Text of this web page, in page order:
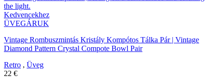
Kedvencekhez
ÜVEGÁRUK
Vintage Rombuszmintás Kristály Kompótos Tálka Pár | Vintage
Diamond Pattern Crystal Compote Bowl Pair
Retro , Üveg
22 €